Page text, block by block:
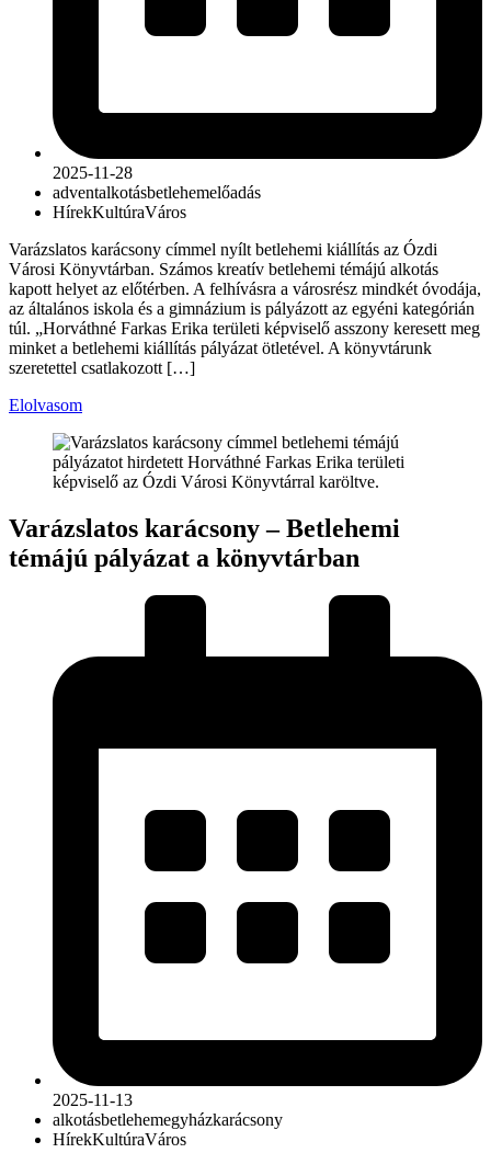
2025-11-28
adventalkotásbetlehemelőadás
HírekKultúraVáros
Varázslatos karácsony címmel nyílt betlehemi kiállítás az Ózdi
Városi Könyvtárban. Számos kreatív betlehemi témájú alkotás
kapott helyet az előtérben. A felhívásra a városrész mindkét óvodája,
az általános iskola és a gimnázium is pályázott az egyéni kategórián
túl. „Horváthné Farkas Erika területi képviselő asszony keresett meg
minket a betlehemi kiállítás pályázat ötletével. A könyvtárunk
szeretettel csatlakozott […]
Elolvasom
Varázslatos karácsony – Betlehemi
témájú pályázat a könyvtárban
2025-11-13
alkotásbetlehemegyházkarácsony
HírekKultúraVáros